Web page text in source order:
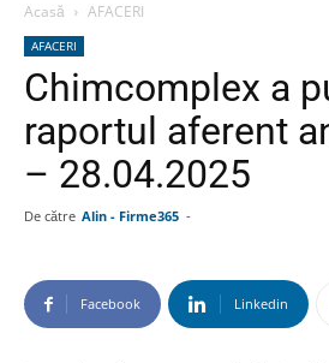
Acasă AFACERI
AFACERI
Chimcomplex a
raportul aferent
– 28.04.2025
De către Alin - Firme365 -
Facebook Linkedin